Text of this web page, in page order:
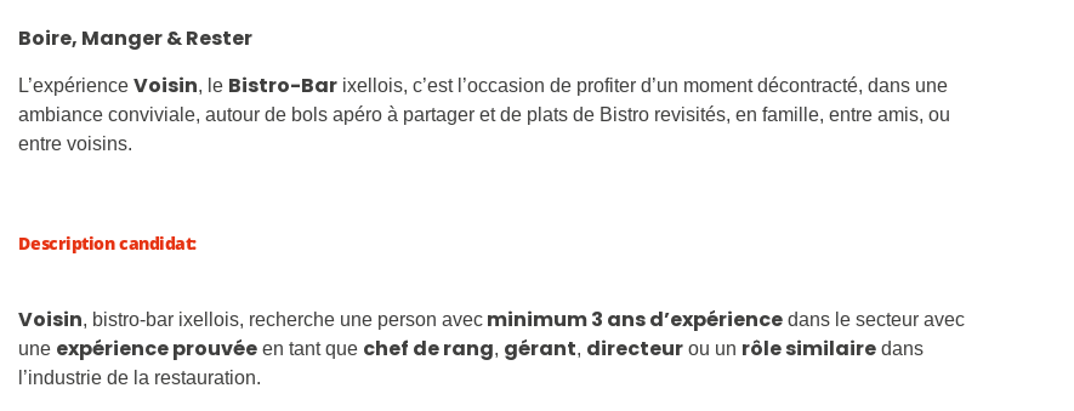
Boire, Manger & Rester
L’expérienceVoisin, le Bistro-Bar ixellois, c’est l’occasion de profiter d’un moment décontracté, dans une
ambiance conviviale, autour de bols apéro à partager et de plats de Bistro revisités, en famille, entre amis, ou
entre voisins.
Description candidat:
Voisin, bistro-bar ixellois, recherche une person avec minimum 3 ans d’expérience dans le secteur avec
une expérience prouvée en tant que chef de rang, gérant, directeur ou un rôle similaire dans
l’industrie de la restauration.